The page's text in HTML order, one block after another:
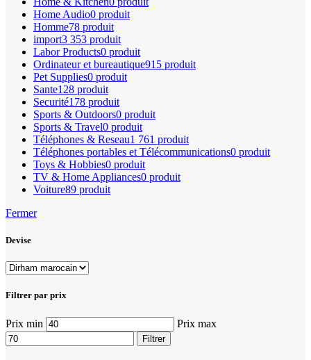
Home Audio0 produit
Homme78 produit
import3 353 produit
Labor Products0 produit
Ordinateur et bureautique915 produit
Pet Supplies0 produit
Sante128 produit
Securité178 produit
Sports & Outdoors0 produit
Sports & Travel0 produit
Téléphones & Reseau1 761 produit
Téléphones portables et Télécommunications0 produit
Toys & Hobbies0 produit
TV & Home Appliances0 produit
Voiture89 produit
Fermer
Devise
Filtrer par prix
Prix min Prix max
Filtrer